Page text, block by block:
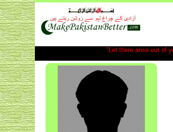
"Let there arise out of